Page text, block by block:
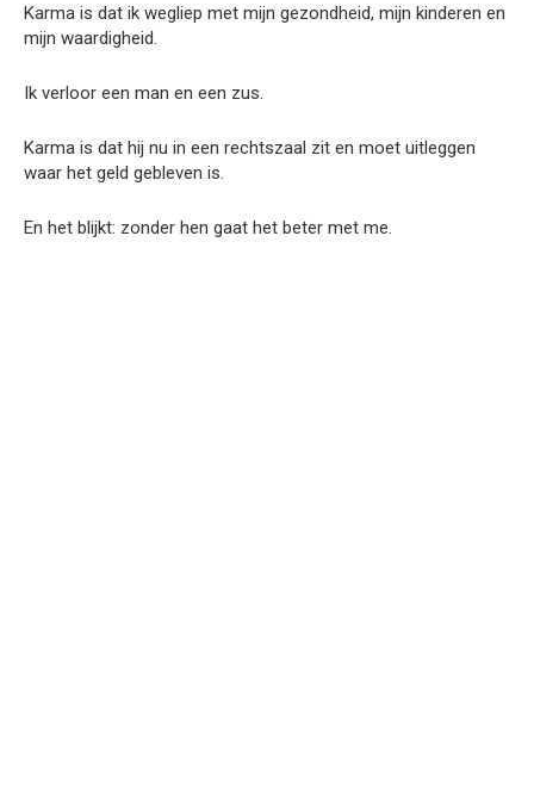
Karma is dat ik wegliep met mijn gezondheid, mijn kinderen en
mijn waardigheid.
Ik verloor een man en een zus.
Karma is dat hij nu in een rechtszaal zit en moet uitleggen
waar het geld gebleven is.
En het blijkt: zonder hen gaat het beter met me.